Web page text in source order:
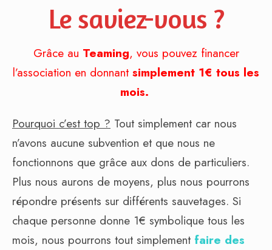
Le saviez-vous ?
Grâce au Teaming, vous pouvez financer
l’association en donnant simplement 1€ tous les
mois.
Pourquoi c’est top ? Tout simplement car nous
n’avons aucune subvention et que nous ne
fonctionnons que grâce aux dons de particuliers.
Plus nous aurons de moyens, plus nous pourrons
répondre présents sur différents sauvetages. Si
chaque personne donne 1€ symbolique tous les
mois, nous pourrons tout simplement faire des